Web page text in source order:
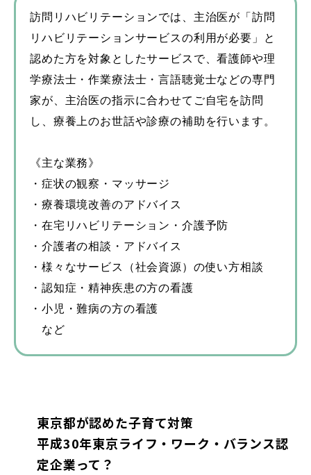
訪問リハビリテーションでは、主治医が「訪問
リハビリテーションサービスの利用が必要」と
認めた方を対象としたサービスで、看護師や理
学療法士・作業療法士・言語聴覚士などの専門
家が、主治医の指示に合わせてご自宅を訪問
し、療養上のお世話や診療の補助を行います。
《主な業務》
・症状の観察・マッサージ
・療養環境改善のアドバイス
・在宅リハビリテーション・介護予防
・介護者の相談・アドバイス
・様々なサービス（社会資源）の使い方相談
・認知症・精神疾患の方の看護
・小児・難病の方の看護
など
東京都が認めた子育て対策
平成30年東京ライフ・ワーク・バランス認
定企業って？